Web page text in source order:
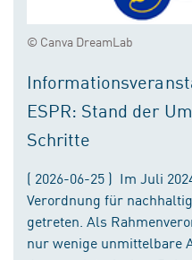
© Canva DreamLab
ESPR: Stand der
Schritte
( 2026-06-25 ) Im Juli
Verordnung für
getreten. Als
nur wenige unmittelbare